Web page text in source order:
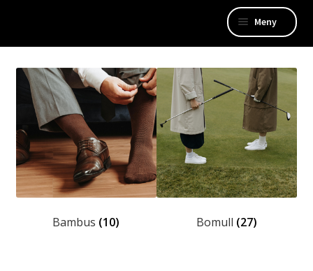
Meny
Outlet
Fold
ut
SanGiacomo
Produkter
Fold
ut
Forhandler
Fold
Bambus (10) Bomull (27)